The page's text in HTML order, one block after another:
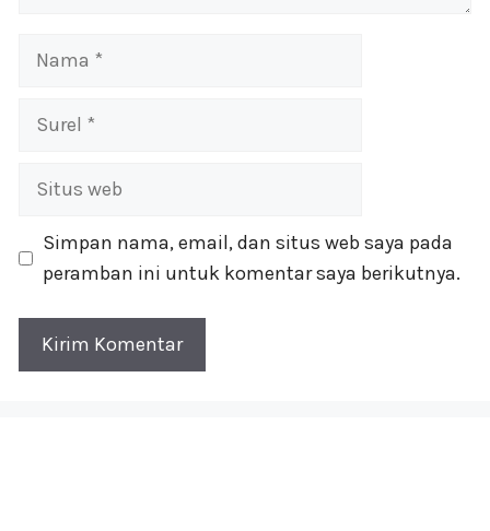
Nama
Surel
Situs
Simpan nama, email, dan situs web saya pada
peramban ini untuk komentar saya berikutnya.